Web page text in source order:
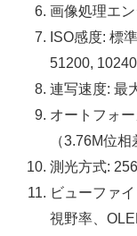
画像処理エ
ISO感度: 標
51200,
連写速度: 最
オートフォ
（3.76M位相
測光方式:
ビューファ
視野率、